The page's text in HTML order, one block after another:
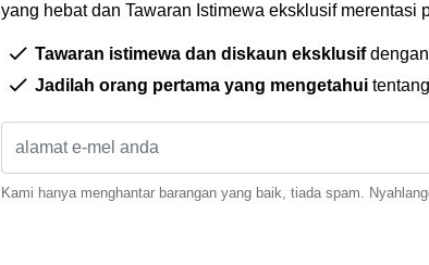
yang hebat dan Tawaran Istimewa eksklusif merentasi
Tawaran istimewa dan diskaun eksklusif
Jadilah orang pertama yang mengetahui
Kami hanya menghantar barangan yang baik, tiada spam.